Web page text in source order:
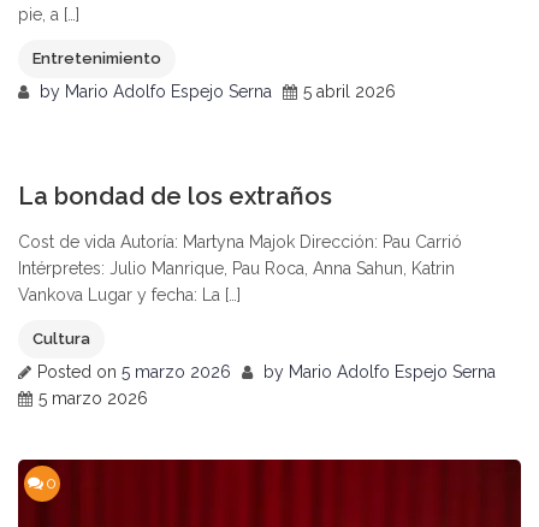
pie, a […]
Entretenimiento
by Mario Adolfo Espejo Serna 5 abril 2026
La bondad de los extraños
Cost de vida Autoría: Martyna Majok Dirección: Pau Carrió
Intérpretes: Julio Manrique, Pau Roca, Anna Sahun, Katrin
Vankova Lugar y fecha: La […]
Cultura
Posted on 5 marzo 2026 by Mario Adolfo Espejo Serna
5 marzo 2026
0